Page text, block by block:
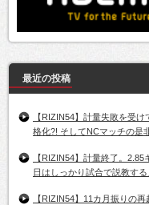
最近の投稿
【RIZIN54】計量失敗を受
格化?! そしてNCマッチの是
【RIZIN54】計量終了。
日はしっかり試合で説教する
【RIZIN54】11カ月振りの